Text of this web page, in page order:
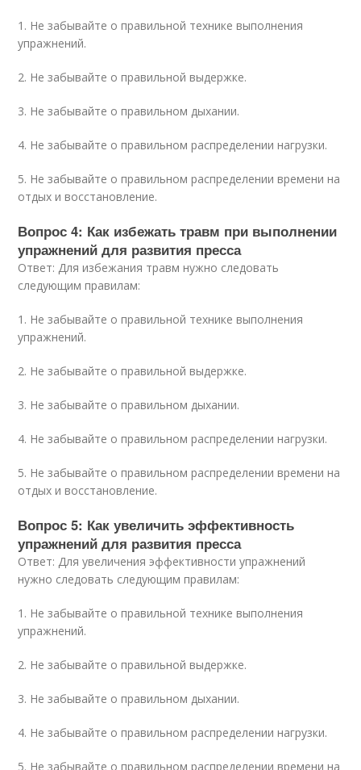
1. Не забывайте о правильной технике выполнения
упражнений.
2. Не забывайте о правильной выдержке.
3. Не забывайте о правильном дыхании.
4. Не забывайте о правильном распределении нагрузки.
5. Не забывайте о правильном распределении времени на
отдых и восстановление.
Вопрос 4: Как избежать травм при выполнении
упражнений для развития пресса
Ответ: Для избежания травм нужно следовать
следующим правилам:
1. Не забывайте о правильной технике выполнения
упражнений.
2. Не забывайте о правильной выдержке.
3. Не забывайте о правильном дыхании.
4. Не забывайте о правильном распределении нагрузки.
5. Не забывайте о правильном распределении времени на
отдых и восстановление.
Вопрос 5: Как увеличить эффективность
упражнений для развития пресса
Ответ: Для увеличения эффективности упражнений
нужно следовать следующим правилам:
1. Не забывайте о правильной технике выполнения
упражнений.
2. Не забывайте о правильной выдержке.
3. Не забывайте о правильном дыхании.
4. Не забывайте о правильном распределении нагрузки.
5. Не забывайте о правильном распределении времени на